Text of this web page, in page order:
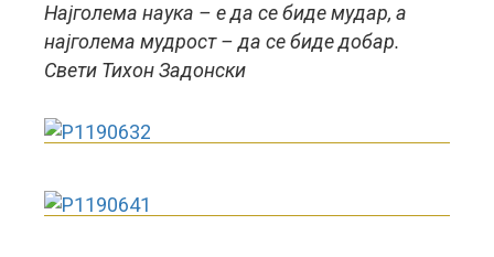
Најголема наука – е да се биде мудар, а
најголема мудрост – да се биде добар.
Свети Тихон Задонски